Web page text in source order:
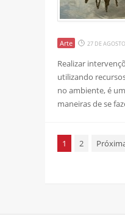
Arte 27 DE
Realizar
utilizando
no ambiente, é
maneiras de se
1 2